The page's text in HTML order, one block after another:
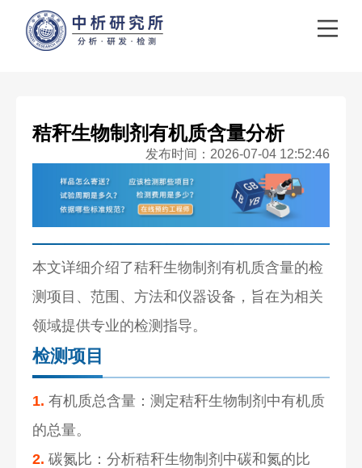
秸秆生物制剂有机质含量分析
发布时间：2026-07-04 12:52:46
本文详细介绍了秸秆生物制剂有机质含量的检
测项目、范围、方法和仪器设备，旨在为相关
领域提供专业的检测指导。
检测项目
1. 有机质总含量：测定秸秆生物制剂中有机质
的总量。
2. 碳氮比：分析秸秆生物制剂中碳和氮的比